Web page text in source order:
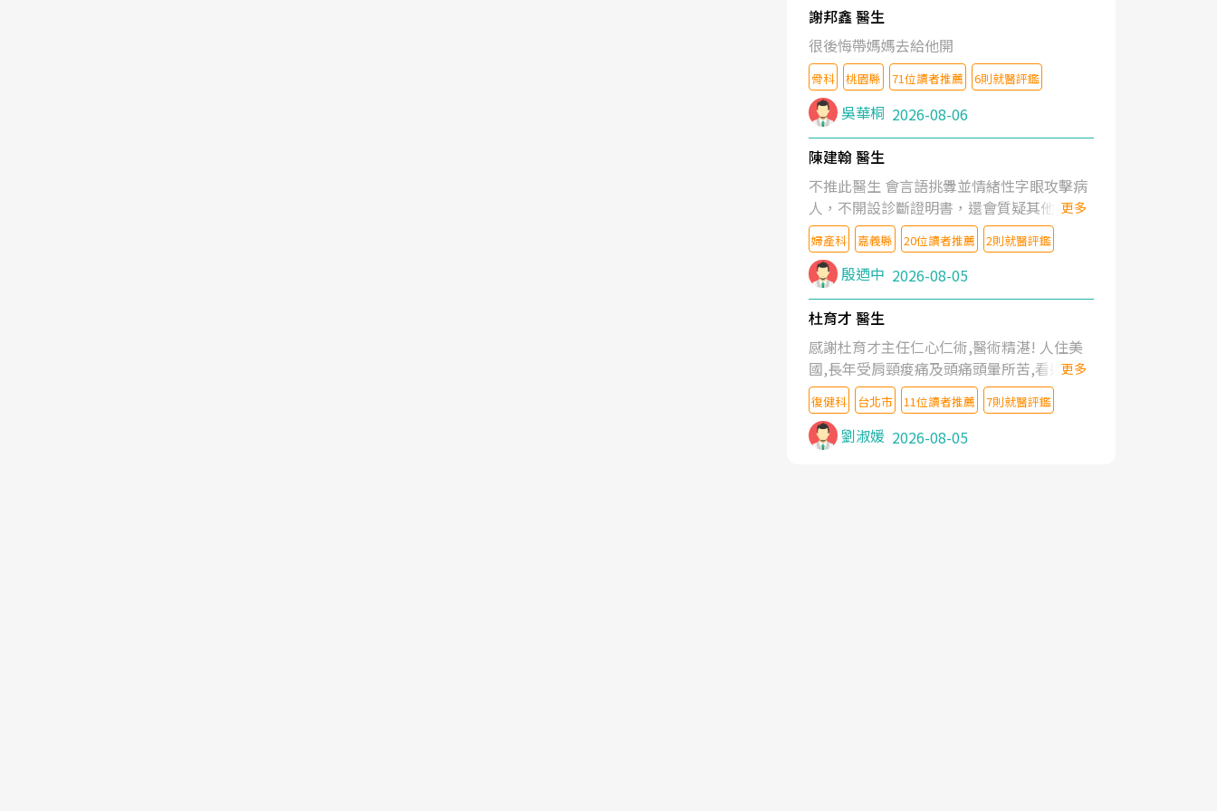
謝邦鑫 醫生
很後悔帶媽媽去給他開
骨科 桃園縣 71位讀者推薦 6則就醫評鑑
吳華桐 2026-08-06
陳建翰 醫生
不推此醫生 會言語挑釁並情緒性字眼攻擊病
人，不開設診斷證明書，還會質疑其他醫生
的判斷！
更多
婦產科 嘉義縣 20位讀者推薦 2則就醫評鑑
殷迺中 2026-08-05
杜育才 醫生
感謝杜育才主任仁心仁術,醫術精湛! 人住美
國,長年受肩頸痠痛及頭痛頭暈所苦,看遍名醫
教授,做了各種檢查,也嘗試過西醫打針,中醫
針灸及物理徒手治療都沒有用,後來連吃到嗎
啡類止痛藥都效果有限,只是壓症狀,沒多久就
痛起來,多年失眠嚴重影響生活品質. 台灣親
更多
復健科 台北市 11位讀者推薦 7則就醫評鑑
劉淑媛 2026-08-05